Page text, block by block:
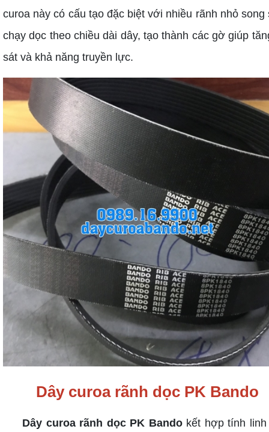
curoa này có cấu tạo đặc biệt với nhiều rãnh nhỏ song
chạy dọc theo chiều dài dây, tạo thành các gờ giúp
sát và khả năng truyền lực.
Dây curoa rãnh dọc PK Bando
Dây curoa rãnh dọc PK Bandokết hợp tính linh